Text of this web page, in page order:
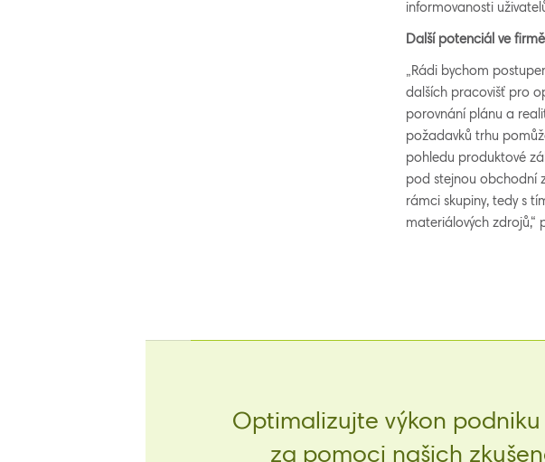
informovanosti
Další potenciál ve firmě
„Rádi bychom
dalších pracovišť pro
porovnání plánu a
požadavků trhu
pohledu produktové
pod stejnou obchodní
rámci skupiny, tedy s
materiálových zdrojů,“
Optimalizujte výkon
za pomoci našich